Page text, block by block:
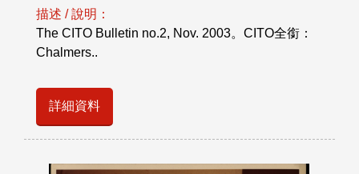
描述 / 說明：
The CITO Bulletin no.2, Nov. 2003。CITO全銜：
Chalmers..
詳細資料